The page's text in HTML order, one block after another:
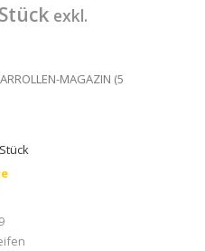
exkl.
MAGAZIN (5